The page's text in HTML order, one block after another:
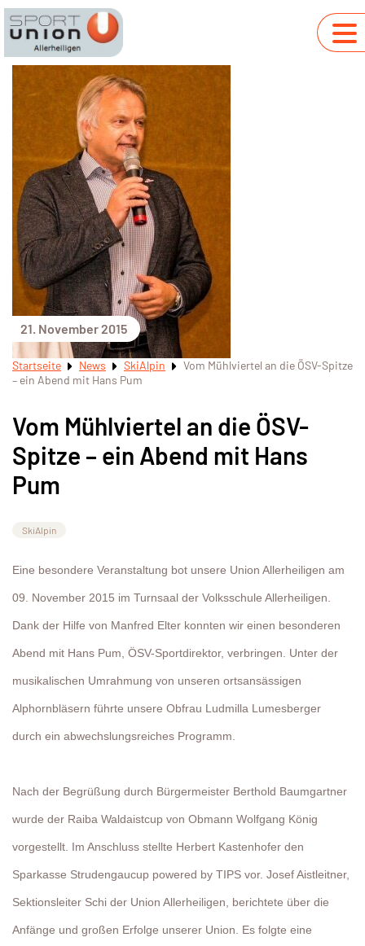
21. November 2015
Startseite News SkiAlpin
Vom Mühlviertel an die ÖSV-Spitze
– ein Abend mit Hans Pum
Vom Mühlviertel an die ÖSV-
Spitze – ein Abend mit Hans
Pum
SkiAlpin
Eine besondere Veranstaltung bot unsere Union Allerheiligen am
09. November 2015 im Turnsaal der Volksschule Allerheiligen.
Dank der Hilfe von Manfred Elter konnten wir einen besonderen
Abend mit Hans Pum, ÖSV-Sportdirektor, verbringen. Unter der
musikalischen Umrahmung von unseren ortsansässigen
Alphornbläsern führte unsere Obfrau Ludmilla Lumesberger
durch ein abwechslungsreiches Programm.
Nach der Begrüßung durch Bürgermeister Berthold Baumgartner
wurde der Raiba Waldaistcup von Obmann Wolfgang König
vorgestellt. Im Anschluss stellte Herbert Kastenhofer den
Sparkasse Strudengaucup powered by TIPS vor. Josef Aistleitner,
Sektionsleiter Schi der Union Allerheiligen, berichtete über die
Anfänge und großen Erfolge unserer Union. Es folgte eine